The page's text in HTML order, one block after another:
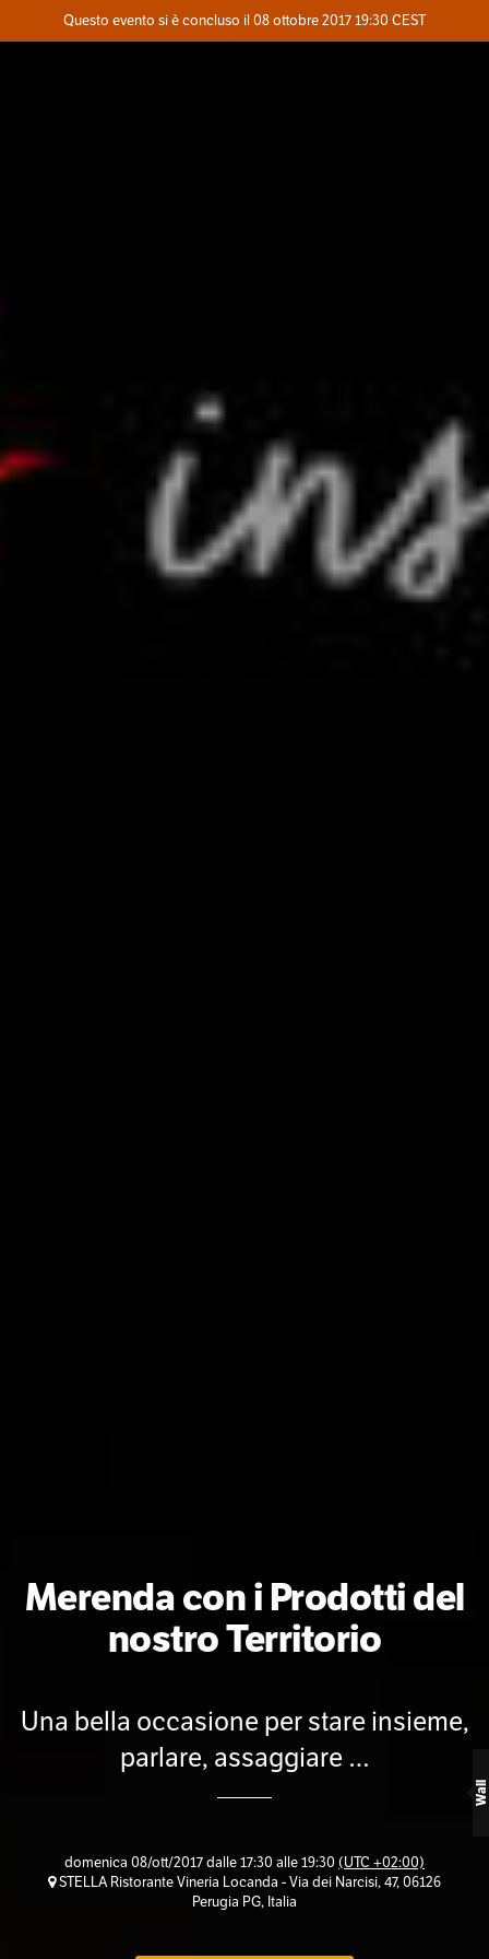
Dove
Questo evento si è concluso il 08 ottobre 2017 19:30 CEST
Merenda con i Prodotti del
nostro Territorio
Una bella occasione per stare insieme,
parlare, assaggiare …
domenica 08/ott/2017 dalle 17:30 alle 19:30 (UTC +02:00)
STELLA Ristorante Vineria Locanda - Via dei Narcisi, 47, 06126
Perugia PG, Italia
Wall